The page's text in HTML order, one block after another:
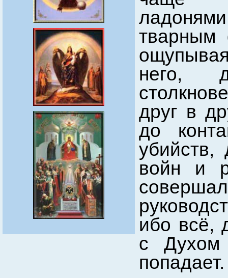
тварным
него,
друг в
до
войн и
ибо всё,
с Духом
попадает.